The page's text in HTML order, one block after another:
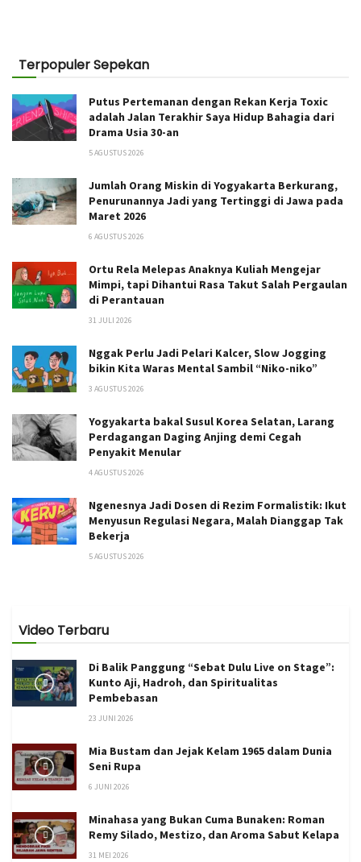
Terpopuler Sepekan
Putus Pertemanan dengan Rekan Kerja Toxic
adalah Jalan Terakhir Saya Hidup Bahagia dari
Drama Usia 30-an
5 AGUSTUS 2026
Jumlah Orang Miskin di Yogyakarta Berkurang,
Penurunannya Jadi yang Tertinggi di Jawa pada
Maret 2026
6 AGUSTUS 2026
Ortu Rela Melepas Anaknya Kuliah Mengejar
Mimpi, tapi Dihantui Rasa Takut Salah Pergaulan
di Perantauan
31 JULI 2026
Nggak Perlu Jadi Pelari Kalcer, Slow Jogging
bikin Kita Waras Mental Sambil “Niko-niko”
3 AGUSTUS 2026
Yogyakarta bakal Susul Korea Selatan, Larang
Perdagangan Daging Anjing demi Cegah
Penyakit Menular
4 AGUSTUS 2026
Ngenesnya Jadi Dosen di Rezim Formalistik: Ikut
Menyusun Regulasi Negara, Malah Dianggap Tak
Bekerja
5 AGUSTUS 2026
Video Terbaru
Di Balik Panggung “Sebat Dulu Live on Stage”:
Kunto Aji, Hadroh, dan Spiritualitas
Pembebasan
23 JUNI 2026
Mia Bustam dan Jejak Kelam 1965 dalam Dunia
Seni Rupa
6 JUNI 2026
Minahasa yang Bukan Cuma Bunaken: Roman
Remy Silado, Mestizo, dan Aroma Sabut Kelapa
31 MEI 2026